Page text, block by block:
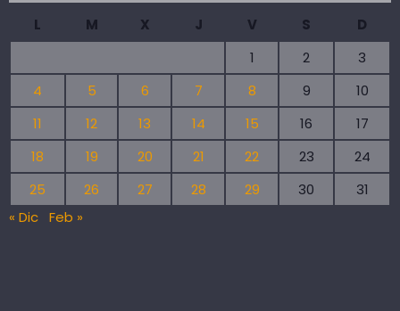
L M X J V S
D
1
2
3
4
5 6 7 8 9
10
11
12 13 14 15 16
17
18
19 20 21 22 23
24
25
26 27 28 29 30
31
« Dic Feb »